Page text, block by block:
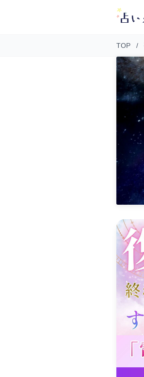
TOP /